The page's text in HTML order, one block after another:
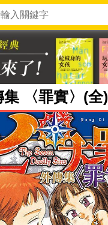
〈罪實〉(全)